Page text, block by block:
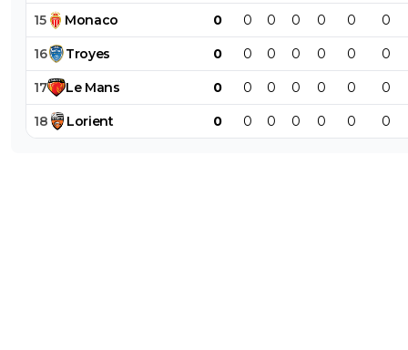
15 Monaco 0 0 0 0 0 0 0
16 Troyes 0 0 0 0 0 0 0
17 Le Mans 0 0 0 0 0 0 0
18 Lorient 0 0 0 0 0 0 0